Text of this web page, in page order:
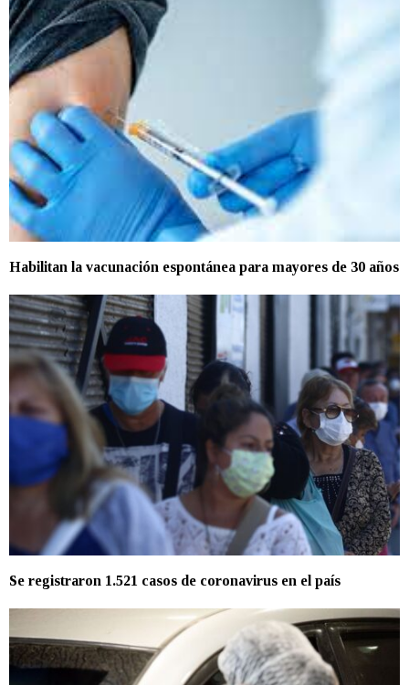
Habilitan la vacunación espontánea para mayores de 30 años
Se registraron 1.521 casos de coronavirus en el país